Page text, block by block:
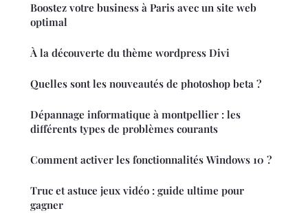
Boostez votre business à Paris avec un site web
optimal
À la découverte du thème wordpress Divi
Quelles sont les nouveautés de photoshop beta ?
Dépannage informatique à montpellier : les
différents types de problèmes courants
Comment activer les fonctionnalités Windows 10 ?
Truc et astuce jeux vidéo : guide ultime pour
gagner